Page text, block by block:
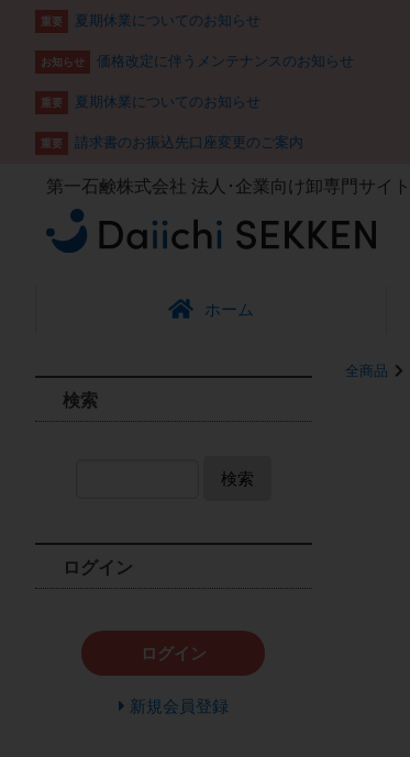
重要 夏期休業についてのお知らせ
お知らせ 価格改定に伴うメンテナンスのお知らせ
重要 夏期休業についてのお知らせ
重要 請求書のお振込先口座変更のご案内
第一石鹸株式会社 法人･企業向け卸専門サイト
ホーム
全商品
検索
検索
ログイン
ログイン
新規会員登録